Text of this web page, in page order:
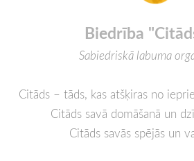
Biedrība
Sabiedriskā labuma
Citāds – tāds, kas atšķiras no
Citāds savā domāšanā un
Citāds savās spējās un